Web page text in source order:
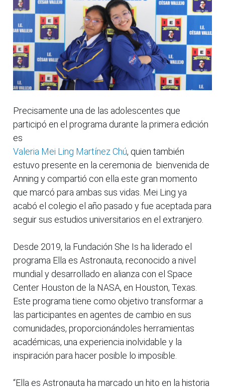
Precisamente una de las adolescentes que
participó en el programa durante la primera edición
es
Valeria Mei Ling Martínez Chú, quien también
estuvo presente en la ceremonia de bienvenida de
Anning y compartió con ella este gran momento
que marcó para ambas sus vidas. Mei Ling ya
acabó el colegio el año pasado y fue aceptada para
seguir sus estudios universitarios en el extranjero.
Desde 2019, la Fundación She Is ha liderado el
programa Ella es Astronauta, reconocido a nivel
mundial y desarrollado en alianza con el Space
Center Houston de la NASA, en Houston, Texas.
Este programa tiene como objetivo transformar a
las participantes en agentes de cambio en sus
comunidades, proporcionándoles herramientas
académicas, una experiencia inolvidable y la
inspiración para hacer posible lo imposible.
“Ella es Astronauta ha marcado un hito en la historia